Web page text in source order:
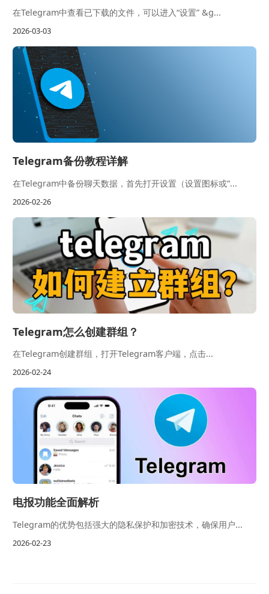
在Telegram中查看已下载的文件，可以进入“设置” &g...
2026-03-03
Telegram备份教程详解
在Telegram中备份聊天数据，首先打开设置（设置图标或“...
2026-02-26
Telegram怎么创建群组？
在Telegram创建群组，打开Telegram客户端，点击...
2026-02-24
电报功能全面解析
Telegram的优势包括强大的隐私保护和加密技术，确保用户...
2026-02-23